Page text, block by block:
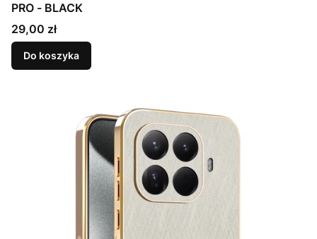
PRO - BLACK
Cena
29,00 zł
Do koszyka